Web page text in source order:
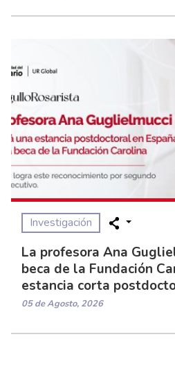
Investigación
La profesora Ana
beca de la Fundación
estancia corta
05 de Agosto, 2026